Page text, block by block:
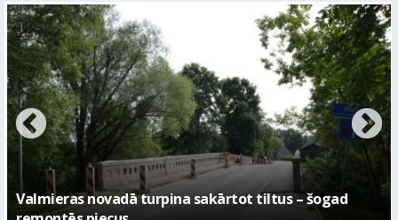
No pagaidu teātra līdz laikmetīgās kultūras centram
– kā attīstīsies “Kurtuve”